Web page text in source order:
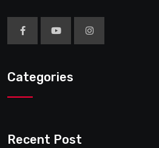
Categories
Recent Post